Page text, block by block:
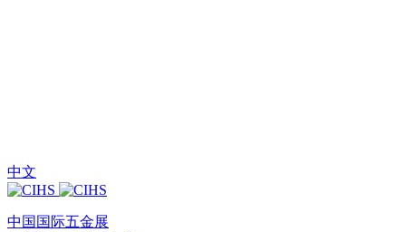
中文
中国国际五金展